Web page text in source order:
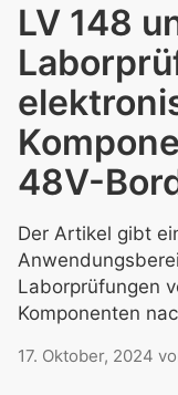
LV 148
48V-
Der Artikel gibt
Laborprüfungen
Komponenten
17. Oktober, 2024